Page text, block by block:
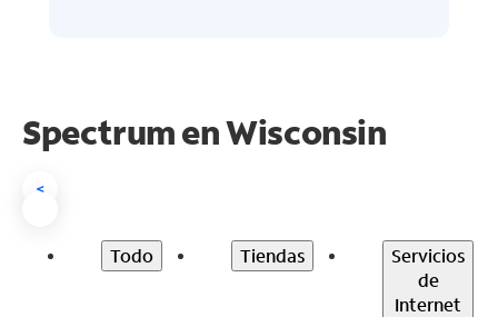
Spectrum enWisconsin
<
Todo Tiendas
Servicios
de
Internet